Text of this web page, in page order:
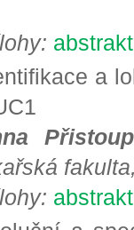
abstrakt
a
abstrakt